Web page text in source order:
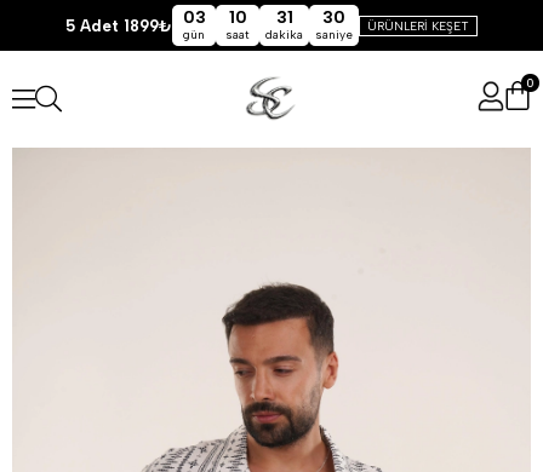
5 Adet 1899₺ 03
gün
10
saat
31
dakika
29
saniye
ÜRÜNLERİ KEŞET
0